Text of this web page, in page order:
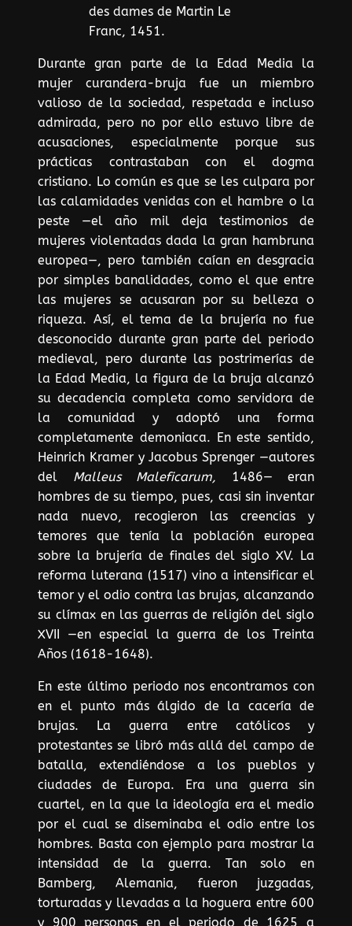
des dames de Martin Le
Franc, 1451.
Durante gran parte de la Edad Media la
mujer curandera-bruja fue un miembro
valioso de la sociedad, respetada e incluso
admirada, pero no por ello estuvo libre de
acusaciones, especialmente porque sus
prácticas contrastaban con el dogma
cristiano. Lo común es que se les culpara por
las calamidades venidas con el hambre o la
peste —el año mil deja testimonios de
mujeres violentadas dada la gran hambruna
europea—, pero también caían en desgracia
por simples banalidades, como el que entre
las mujeres se acusaran por su belleza o
riqueza. Así, el tema de la brujería no fue
desconocido durante gran parte del periodo
medieval, pero durante las postrimerías de
la Edad Media, la figura de la bruja alcanzó
su decadencia completa como servidora de
la comunidad y adoptó una forma
completamente demoniaca. En este sentido,
Heinrich Kramer y Jacobus Sprenger —autores
del Malleus Maleficarum, 1486— eran
hombres de su tiempo, pues, casi sin inventar
nada nuevo, recogieron las creencias y
temores que tenía la población europea
sobre la brujería de finales del siglo XV. La
reforma luterana (1517) vino a intensificar el
temor y el odio contra las brujas, alcanzando
su clímax en las guerras de religión del siglo
XVII —en especial la guerra de los Treinta
Años (1618-1648).
En este último periodo nos encontramos con
en el punto más álgido de la cacería de
brujas. La guerra entre católicos y
protestantes se libró más allá del campo de
batalla, extendiéndose a los pueblos y
ciudades de Europa. Era una guerra sin
cuartel, en la que la ideología era el medio
por el cual se diseminaba el odio entre los
hombres. Basta con ejemplo para mostrar la
intensidad de la guerra. Tan solo en
Bamberg, Alemania, fueron juzgadas,
torturadas y llevadas a la hoguera entre 600
y 900 personas en el periodo de 1625 a